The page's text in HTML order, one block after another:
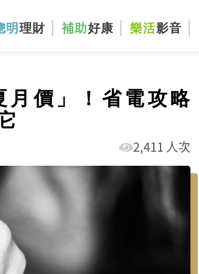
明 理財 補助好康 樂活影音
價」！省電攻略
2,411 人次